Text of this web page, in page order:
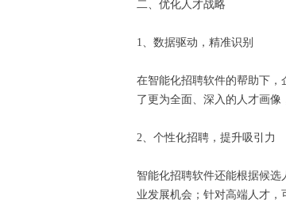
二、优化人才战略
1、数据驱动，精准识别
在智能化招聘软件的帮助下
了更为全面、深入的人才画
2、个性化招聘，提升吸引力
智能化招聘软件还能根据候
业发展机会；针对高端人才